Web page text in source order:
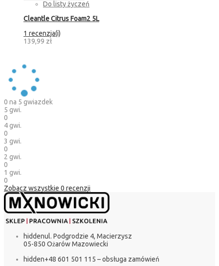
Do listy życzeń
Cleantle Citrus Foam2 5L
1 recenzja(i)
139,99 zł
0 na 5 gwiazdek
5 gwi.
0
4 gwi.
0
3 gwi.
0
2 gwi.
0
1 gwi.
0
Zobacz wszystkie 0 recenzji
hiddenul. Podgrodzie 4, Macierzysz
05-850 Ożarów Mazowiecki
hidden+48 601 501 115 – obsługa zamówień